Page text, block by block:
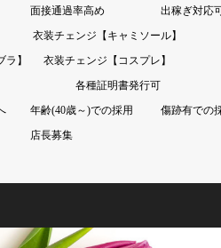
面接通過率高め
出稼ぎ対応
衣装チェンジ【キャミソール】
】
衣装チェンジ【コスプレ】
各種証明書発行可
年齢(40歳～)での採用
傷跡有での
店長募集